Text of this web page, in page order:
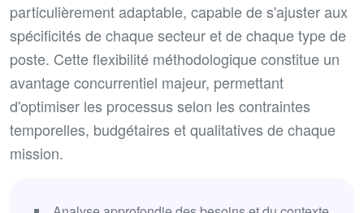
particulièrement adaptable, capable de s'ajuster aux
spécificités de chaque secteur et de chaque type de
poste. Cette flexibilité méthodologique constitue un
avantage concurrentiel majeur, permettant
d'optimiser les processus selon les contraintes
temporelles, budgétaires et qualitatives de chaque
mission.